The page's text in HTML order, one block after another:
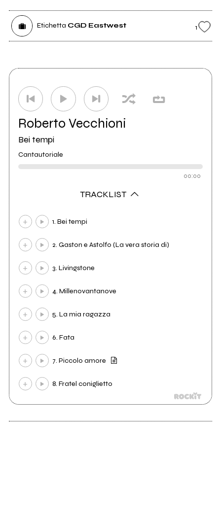
Etichetta CGD Eastwest 1
Roberto Vecchioni
Bei tempi
Cantautoriale
00:00
TRACKLIST
1. Bei tempi
2. Gaston e Astolfo (La vera storia di)
3. Livingstone
4. Millenovantanove
5. La mia ragazza
6. Fata
7. Piccolo amore
8. Fratel coniglietto